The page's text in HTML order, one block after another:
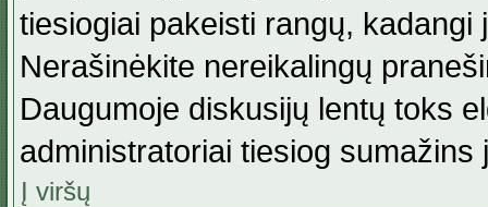
tiesiogiai pakeisti rangų,
Nerašinėkite nereikalingų
Daugumoje diskusijų lentų toks
administratoriai tiesiog
Į viršų